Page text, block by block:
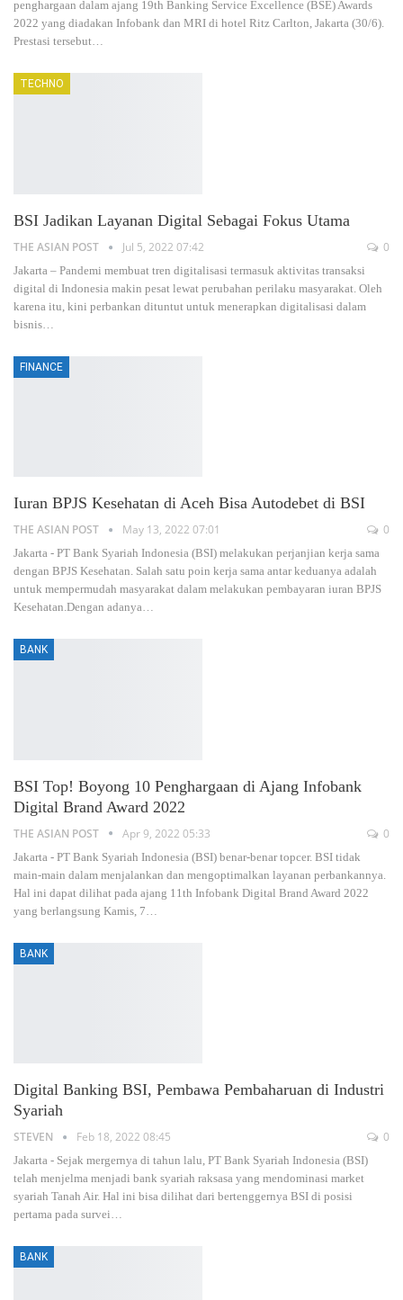
penghargaan dalam ajang 19th Banking Service Excellence (BSE) Awards
2022 yang diadakan Infobank dan MRI di hotel Ritz Carlton, Jakarta (30/6).
Prestasi tersebut…
TECHNO
BSI Jadikan Layanan Digital Sebagai Fokus Utama
THE ASIAN POST Jul 5, 2022 07:42 0
Jakarta – Pandemi membuat tren digitalisasi termasuk aktivitas transaksi
digital di Indonesia makin pesat lewat perubahan perilaku masyarakat. Oleh
karena itu, kini perbankan dituntut untuk menerapkan digitalisasi dalam
bisnis…
FINANCE
Iuran BPJS Kesehatan di Aceh Bisa Autodebet di BSI
THE ASIAN POST May 13, 2022 07:01 0
Jakarta - PT Bank Syariah Indonesia (BSI) melakukan perjanjian kerja sama
dengan BPJS Kesehatan. Salah satu poin kerja sama antar keduanya adalah
untuk mempermudah masyarakat dalam melakukan pembayaran iuran BPJS
Kesehatan.Dengan adanya…
BANK
BSI Top! Boyong 10 Penghargaan di Ajang Infobank
Digital Brand Award 2022
THE ASIAN POST Apr 9, 2022 05:33 0
Jakarta - PT Bank Syariah Indonesia (BSI) benar-benar topcer. BSI tidak
main-main dalam menjalankan dan mengoptimalkan layanan perbankannya.
Hal ini dapat dilihat pada ajang 11th Infobank Digital Brand Award 2022
yang berlangsung Kamis, 7…
BANK
Digital Banking BSI, Pembawa Pembaharuan di Industri
Syariah
STEVEN Feb 18, 2022 08:45 0
Jakarta - Sejak mergernya di tahun lalu, PT Bank Syariah Indonesia (BSI)
telah menjelma menjadi bank syariah raksasa yang mendominasi market
syariah Tanah Air. Hal ini bisa dilihat dari bertenggernya BSI di posisi
pertama pada survei…
BANK